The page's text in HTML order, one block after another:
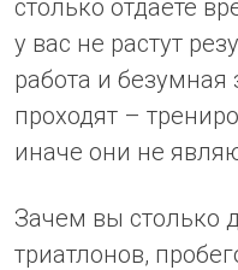
столько отдаете
у вас не растут
работа и безумная
проходят –
иначе они не
Зачем вы столько
триатлонов,